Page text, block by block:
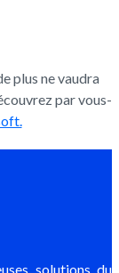
plus ne vaudra
par vous-
solutions du